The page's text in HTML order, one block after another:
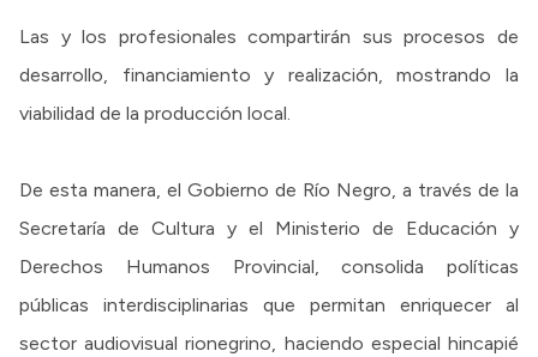
Las y los profesionales compartirán sus procesos de
desarrollo, financiamiento y realización, mostrando la
viabilidad de la producción local.
De esta manera, el Gobierno de Río Negro, a través de la
Secretaría de Cultura y el Ministerio de Educación y
Derechos Humanos Provincial, consolida políticas
públicas interdisciplinarias que permitan enriquecer al
sector audiovisual rionegrino, haciendo especial hincapié